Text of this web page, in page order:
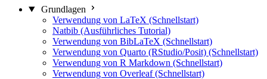
Grundlagen
Verwendung von LaTeX (Schnellstart)
Natbib (Ausführliches Tutorial)
Verwendung von BibLaTeX (Schnellstart)
Verwendung von Quarto (RStudio/Posit) (Schnellstart)
Verwendung von R Markdown (Schnellstart)
Verwendung von Overleaf (Schnellstart)